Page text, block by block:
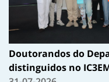
Doutorandos do
distinguidos no